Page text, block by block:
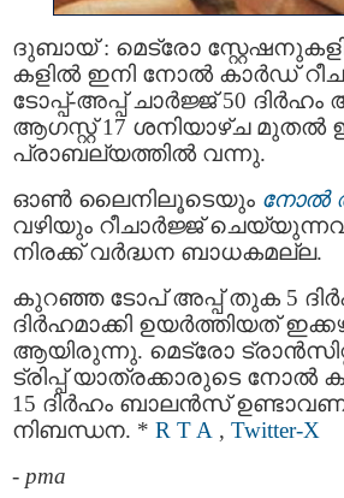
ദുബായ് : മെട്രോ
കളിൽ ഇനി നോൽ കാർഡ്
ടോപ്പ്-അപ്പ് ചാർജ്ജ് 50 ദിർഹം
ആഗസ്റ്റ് 17 ശനിയാഴ്ച
പ്രാബല്യത്തിൽ വന്നു.
ഓൺ ലൈനിലൂടെയും നോൽ
വഴിയും റീചാർജ്ജ്
നിരക്ക് വർദ്ധന ബാധകമല്ല.
കുറഞ്ഞ ടോപ് അപ്പ് തുക 5
ദിർഹമാക്കി ഉയർത്തിയത്
ആയിരുന്നു. മെട്രോ
ട്രിപ്പ് യാത്രക്കാരുടെ
15 ദിർഹം ബാലൻസ്
നിബന്ധന. * R T A , Twitter-X
- pma